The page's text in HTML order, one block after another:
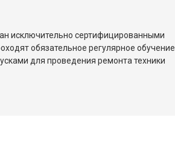
исключительно сертифицированными
обязательное регулярное обучение
для проведения ремонта техники